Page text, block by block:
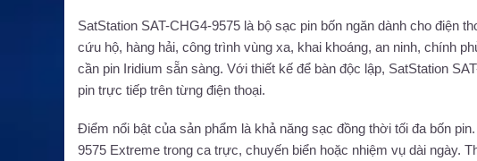
SatStation SAT-CHG4-9575 là bộ sạc pin bốn ngăn dành cho điện
cứu hộ, hàng hải, công trình vùng xa, khai khoáng, an ninh, chính
cần pin Iridium sẵn sàng. Với thiết kế để bàn độc lập, SatStation
pin trực tiếp trên từng điện thoại.
Điểm nổi bật của sản phẩm là khả năng sạc đồng thời tối đa bốn
9575 Extreme trong ca trực, chuyến biển hoặc nhiệm vụ dài ngày.